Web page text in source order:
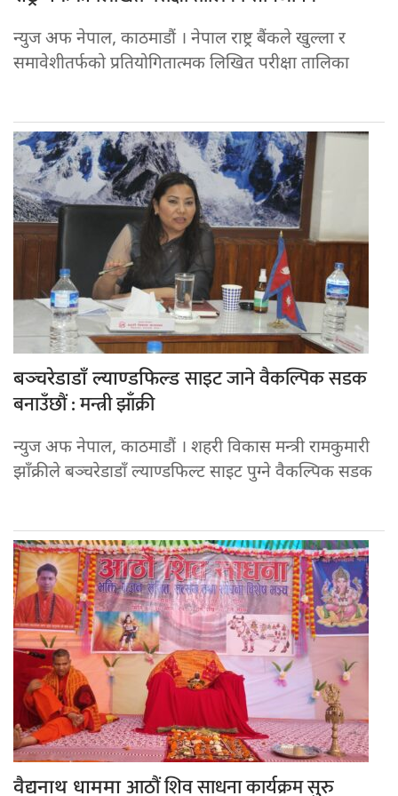
न्युज अफ नेपाल, काठमाडौं । नेपाल राष्ट्र बैंकले खुल्ला र
समावेशीतर्फको प्रतियोगितात्मक लिखित परीक्षा तालिका
बञ्चरेडाडाँ ल्याण्डफिल्डसाइट जाने वैकल्पिक सडक
बनाउँछौं : मन्त्री झाँक्री
न्युज अफ नेपाल, काठमाडौं । शहरी विकास मन्त्री रामकुमारी
झाँक्रीले बञ्चरेडाडाँ ल्याण्डफिल्ट साइट पुग्ने वैकल्पिक सडक
वैद्यनाथ धाममाआठौं शिव साधना कार्यक्रम सुरु